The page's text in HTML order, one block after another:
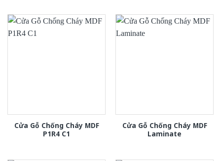
Cửa Gỗ Chống Cháy MDF
P1R4 C1
Cửa Gỗ Chống Cháy MDF
Laminate